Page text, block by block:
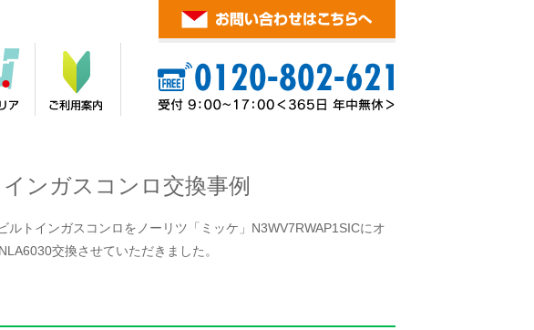
ンガスコンロ交換事例
トインガスコンロをノーリツ「ミッケ」N3WV7RWAP1SICにオ
交換させていただきました。